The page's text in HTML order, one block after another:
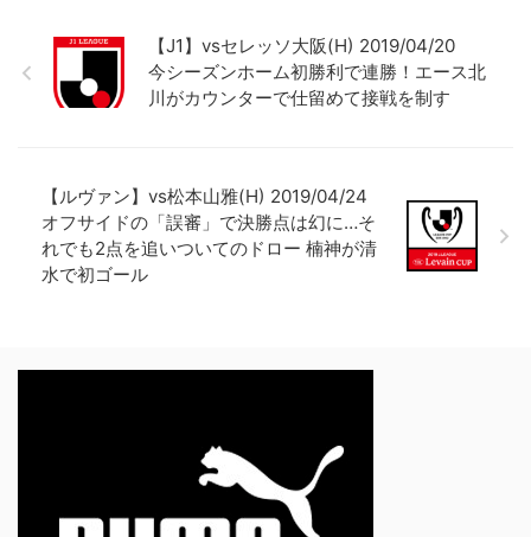
【J1】vsセレッソ大阪(H) 2019/04/20
今シーズンホーム初勝利で連勝！エース北
川がカウンターで仕留めて接戦を制す
【ルヴァン】vs松本山雅(H) 2019/04/24
オフサイドの「誤審」で決勝点は幻に…そ
れでも2点を追いついてのドロー 楠神が清
水で初ゴール